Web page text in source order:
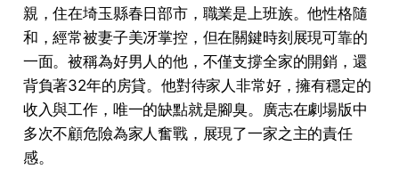
親，住在埼玉縣春日部市，職業是上班族。他性格隨
和，經常被妻子美冴掌控，但在關鍵時刻展現可靠的
一面。被稱為好男人的他，不僅支撐全家的開銷，還
背負著32年的房貸。他對待家人非常好，擁有穩定的
收入與工作，唯一的缺點就是腳臭。廣志在劇場版中
多次不顧危險為家人奮戰，展現了一家之主的責任
感。